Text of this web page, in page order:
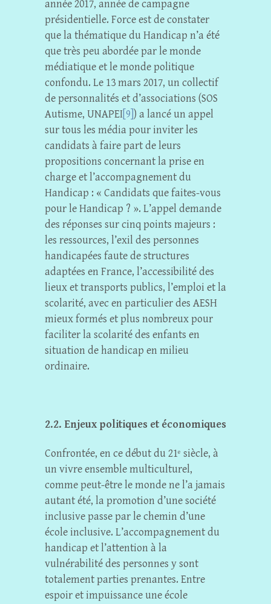
année 2017, année de campagne
présidentielle. Force est de constater
que la thématique du Handicap n’a été
que très peu abordée par le monde
médiatique et le monde politique
confondu. Le 13 mars 2017, un collectif
de personnalités et d’associations (SOS
Autisme, UNAPEI [9] ) a lancé un appel
sur tous les média pour inviter les
candidats à faire part de leurs
propositions concernant la prise en
charge et l’accompagnement du
Handicap : « Candidats que faites-vous
pour le Handicap ? ». L’appel demande
des réponses sur cinq points majeurs :
les ressources, l’exil des personnes
handicapées faute de structures
adaptées en France, l’accessibilité des
lieux et transports publics, l’emploi et la
scolarité, avec en particulier des AESH
mieux formés et plus nombreux pour
faciliter la scolarité des enfants en
situation de handicap en milieu
ordinaire.
2.2. Enjeux politiques et économiques
Confrontée, en ce début du 21e siècle, à
un vivre ensemble multiculturel,
comme peut-être le monde ne l’a jamais
autant été, la promotion d’une société
inclusive passe par le chemin d’une
école inclusive. L’accompagnement du
handicap et l’attention à la
vulnérabilité des personnes y sont
totalement parties prenantes. Entre
espoir et impuissance une école